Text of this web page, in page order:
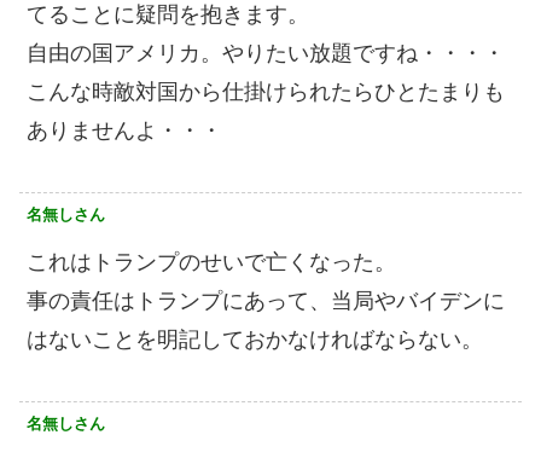
てることに疑問を抱きます。
自由の国アメリカ。やりたい放題ですね・・・・
こんな時敵対国から仕掛けられたらひとたまりも
ありませんよ・・・
名無しさん
これはトランプのせいで亡くなった。
事の責任はトランプにあって、当局やバイデンに
はないことを明記しておかなければならない。
名無しさん